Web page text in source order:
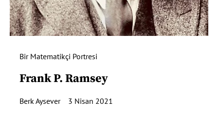
Bir Matematikçi Portresi
Frank P. Ramsey
Berk Aysever
3 Nisan 2021